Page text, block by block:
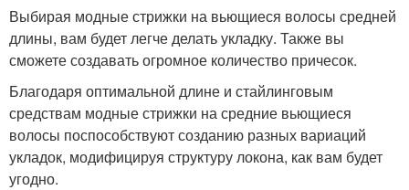
Выбирая модные стрижки на вьющиеся волосы средней
длины, вам будет легче делать укладку. Также вы
сможете создавать огромное количество причесок.
Благодаря оптимальной длине и стайлинговым
средствам модные стрижки на средние вьющиеся
волосы поспособствуют созданию разных вариаций
укладок, модифицируя структуру локона, как вам будет
угодно.